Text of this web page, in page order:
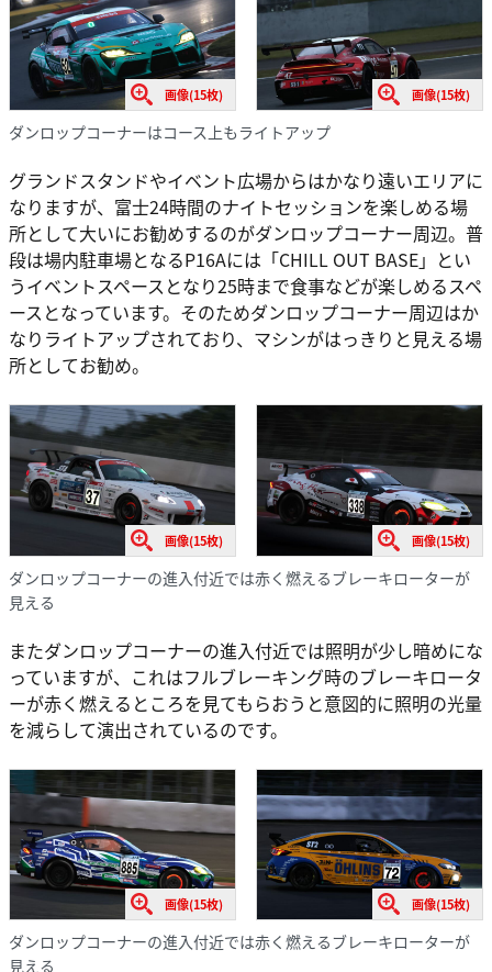
画像(15枚) 画像(15枚)
ダンロップコーナーはコース上もライトアップ
グランドスタンドやイベント広場からはかなり遠いエリアに
なりますが、富士24時間のナイトセッションを楽しめる場
所として大いにお勧めするのがダンロップコーナー周辺。普
段は場内駐車場となるP16Aには「CHILL OUT BASE」とい
うイベントスペースとなり25時まで食事などが楽しめるスペ
ースとなっています。そのためダンロップコーナー周辺はか
なりライトアップされており、マシンがはっきりと見える場
所としてお勧め。
画像(15枚) 画像(15枚)
ダンロップコーナーの進入付近では赤く燃えるブレーキローターが
見える
またダンロップコーナーの進入付近では照明が少し暗めにな
っていますが、これはフルブレーキング時のブレーキロータ
ーが赤く燃えるところを見てもらおうと意図的に照明の光量
を減らして演出されているのです。
画像(15枚) 画像(15枚)
ダンロップコーナーの進入付近では赤く燃えるブレーキローターが
見える